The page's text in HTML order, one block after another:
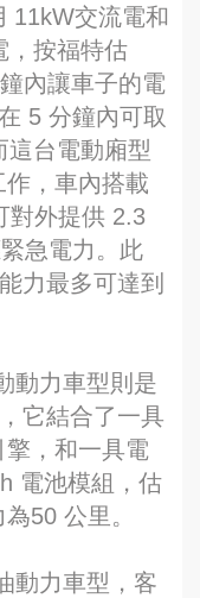
11kW交流電和
，按福特估
內讓車子的電
5 分鐘內可取
這台電動廂型
，車內搭載
對外提供 2.3
急電力。此
力最多可達到
動力車型則是
它結合了一具
，和一具電
電池模組，估
50 公里。
動力車型，客